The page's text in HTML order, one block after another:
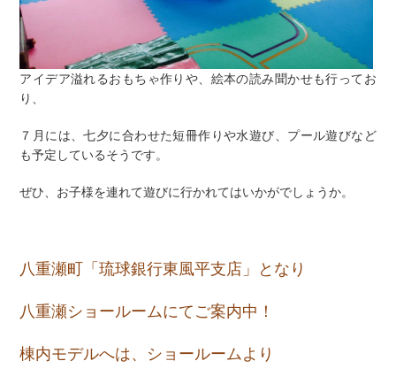
アイデア溢れるおもちゃ作りや、絵本の読み聞かせも行ってお
り、
７月には、七夕に合わせた短冊作りや水遊び、プール遊びなど
も予定しているそうです。
ぜひ、お子様を連れて遊びに行かれてはいかがでしょうか。
八重瀬町「琉球銀行東風平支店」となり
八重瀬ショールームにてご案内中！
棟内モデルへは、ショールームより